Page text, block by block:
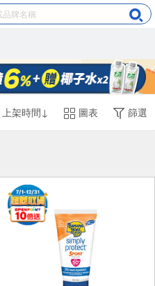
上架時間↓ 圖表 篩選